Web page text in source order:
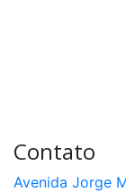
Contato
Avenida Jorge